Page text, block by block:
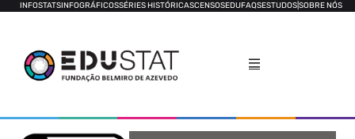
INFOSTATSINFOGRÁFICOSSÉRIES HISTÓRICASCENSOSEDUFAQSESTUDOSSOBRE NÓS